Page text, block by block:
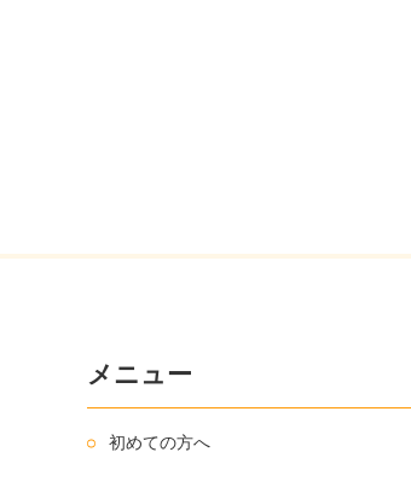
メニュー
初めての方へ